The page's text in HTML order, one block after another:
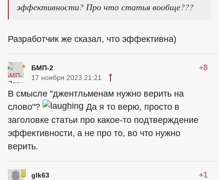
эффективности? Про что статья вообще???
Разработчик же сказал, что эффективна)
БМП-2 +8
17 ноября 2023 21:21
В смысле "джентльменам нужно верить на
слово"?
Да я то верю, просто в
заголовке статьи про какое-то подтверждение
эффективности, а не про то, во что нужно
верить.
glk63 +1